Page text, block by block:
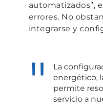
automatizados”,
errores. No
integrarse y
La
energético,
permite
servicio a